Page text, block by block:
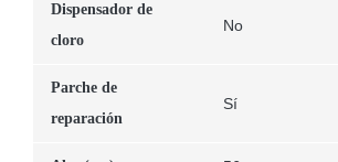
Dispensador de
cloro
No
Parche de
reparación
Sí